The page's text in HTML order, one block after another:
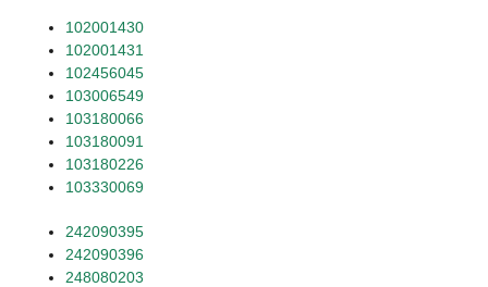
102001430
102001431
102456045
103006549
103180066
103180091
103180226
103330069
242090395
242090396
248080203